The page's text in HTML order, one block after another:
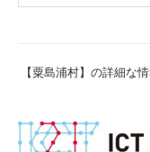
【粟島浦村】の詳細な